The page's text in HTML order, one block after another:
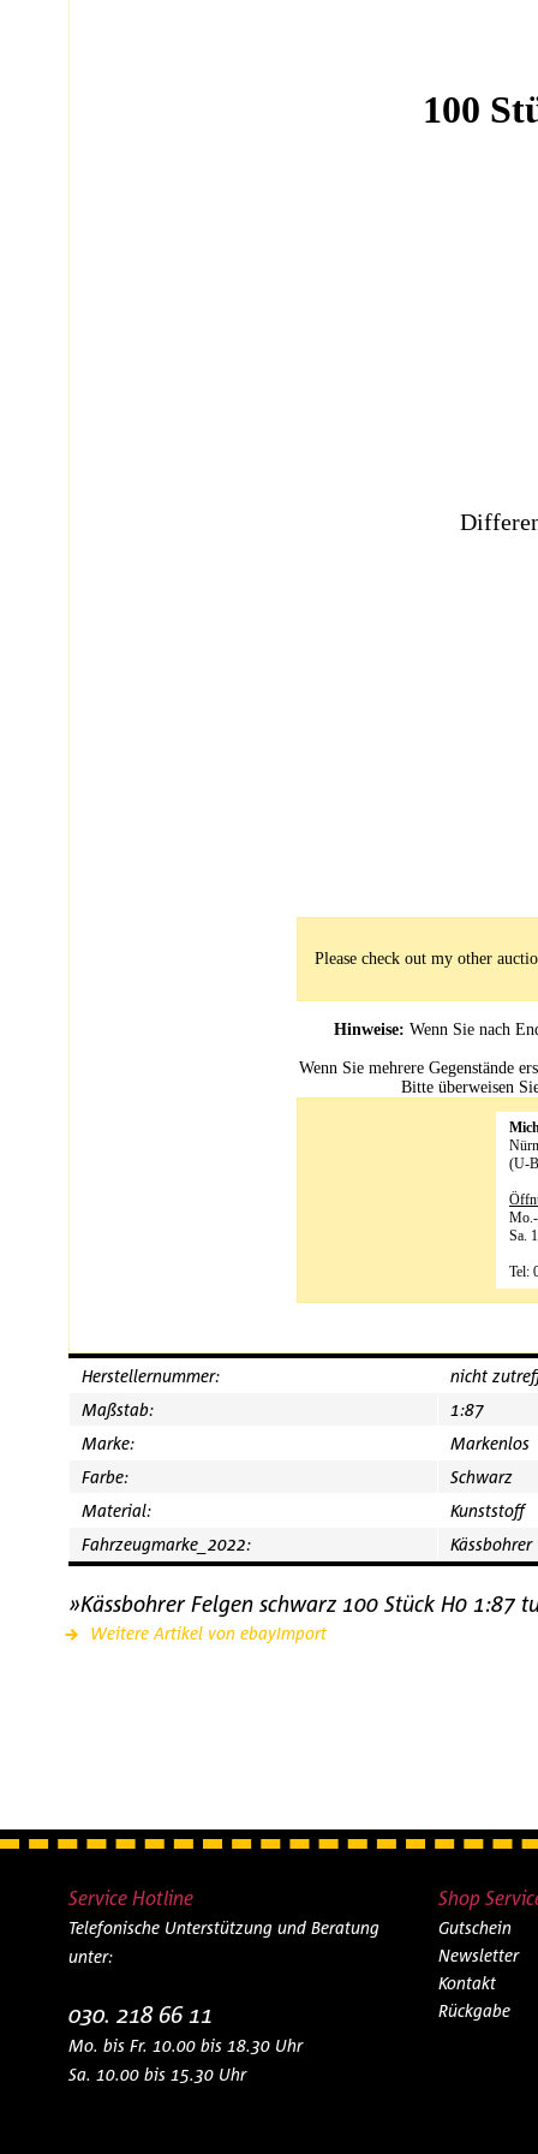
100
Please check out my other
Hinweise: Wenn Sie nach
Wenn Sie mehrere Gegenstände
Bitte überweisen
(U-
Sa.
Tel:
Herstellernummer:
nicht
Maßstab:
1:87
Marke:
Markenlos
Farbe:
Schwarz
Material:
Kunststoff
Fahrzeugmarke_2022:
Kässbohrer
»Kässbohrer Felgen schwarz 100 Stück H0 1:87
Weitere Artikel von ebayImport
Service Hotline
Telefonische Unterstützung und Beratung
unter:
030. 218 66 11
Mo. bis Fr. 10.00 bis 18.30 Uhr
Sa. 10.00 bis 15.30 Uhr
Shop
Gutschein
Newsletter
Kontakt
Rückgabe